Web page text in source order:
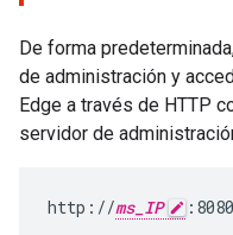
De forma
de administración y
Edge a través de HTTP
servidor de
http://ms_IP :8080